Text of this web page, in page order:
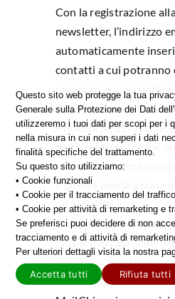
Con la registrazione
newsletter, l’indirizzo
automaticamente
contatti a cui potranno
messaggi email
di natura commerciale
a questa Applicazione.
dell’Utente potrebbe
questa lista come
a questa Applicazione
un acquisto.
Dati personali raccolti:
in specifici casi i dati
registrazione stesso.
MailChimp (The Rocket
Questo sito web protegge la tua
Generale sulla Protezione dei Dati
utilizzeremo i tuoi dati per scopi per i
nella misura in cui non superi i dati
finalità specifiche del trattamento.
Su questo sito utilizziamo:
• Cookie funzionali
• Cookie per il tracciamento del
• Cookie per attività di remarketing e
Se preferisci puoi decidere di non
tracciamento e di attività di
Per ulteriori dettagli visita la nostra
Accetta tutti Rifiuta tutti